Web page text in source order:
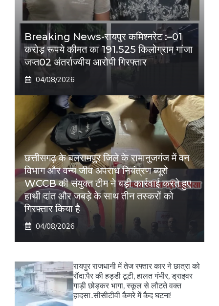
Breaking News-रायपुर कमिश्नरेट :–01
करोड़ रूपये कीमत का 191.525 किलोग्राम गांजा
जप्त02 अंतर्राज्यीय आरोपी गिरफ्तार
04/08/2026
छत्तीसगढ़ के बलरामपुर जिले के रामानुजगंज में वन
विभाग और वन्य जीव अपराध नियंत्रण ब्यूरो
WCCB की संयुक्त टीम ने बड़ी कार्रवाई करते हुए
हाथी दांत और जबड़े के साथ तीन तस्करों को
गिरफ्तार किया है
04/08/2026
रायपुर राजधानी में तेज रफ्तार कार ने छात्रा को
रौंदा:पैर की हड्डी टूटी, हालत गंभीर, ड्राइवर
गाड़ी छोड़कर भागा, स्कूल से लौटते वक्त
हादसा..सीसीटीवी कैमरे में कैद घटना!